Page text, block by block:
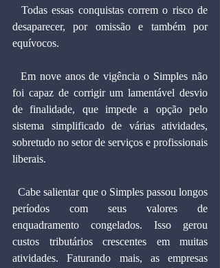
desaparecer, por omissão e também por
equívocos.
foi capaz de corrigir um lamentável desvio
de finalidade, que impede a opção pelo
sistema simplificado de várias atividades,
sobretudo no setor de serviços e profissionais
liberais.
  Cabe salientar que o Simples passou longos
períodos com seus valores de
enquadramento congelados. Isso gerou
custos tributários crescentes em muitas
atividades. Faturando mais, as empresas